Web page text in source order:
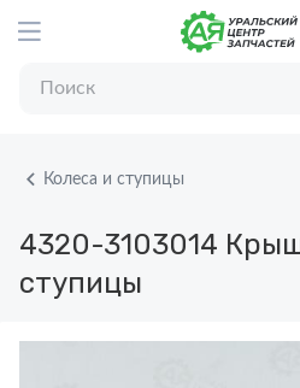
Колеса и ступицы
4320-3103014
ступицы